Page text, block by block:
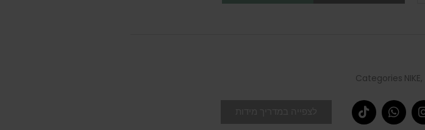
Categories NIKE,